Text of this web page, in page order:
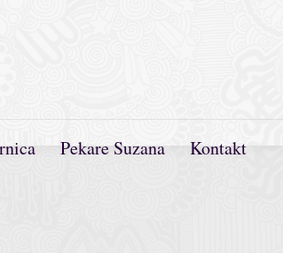
Pekare Suzana Kontakt